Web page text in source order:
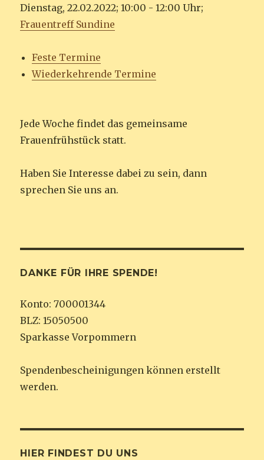
Dienstag, 22.02.2022; 10:00 - 12:00 Uhr;
Frauentreff Sundine
Feste Termine
Wiederkehrende Termine
Jede Woche findet das gemeinsame
Frauenfrühstück statt.
Haben Sie Interesse dabei zu sein, dann
sprechen Sie uns an.
DANKE FÜR IHRE SPENDE!
Konto: 700001344
BLZ: 15050500
Sparkasse Vorpommern
Spendenbescheinigungen können erstellt
werden.
HIER FINDEST DU UNS